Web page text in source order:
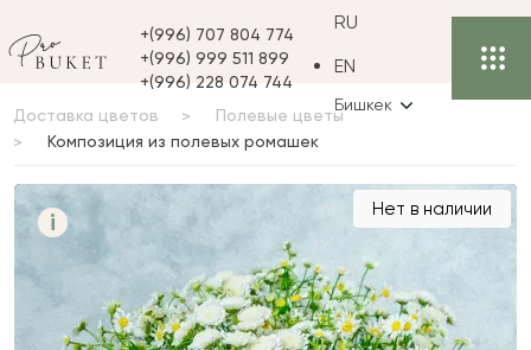
+(996) 707 804 774
+(996) 999 511 899
+(996) 228 074 744
RU
EN
Бишкек
Доставка цветов
Полевые цветы
Композиция из полевых ромашек
i
из
ромашек
Нет в наличии